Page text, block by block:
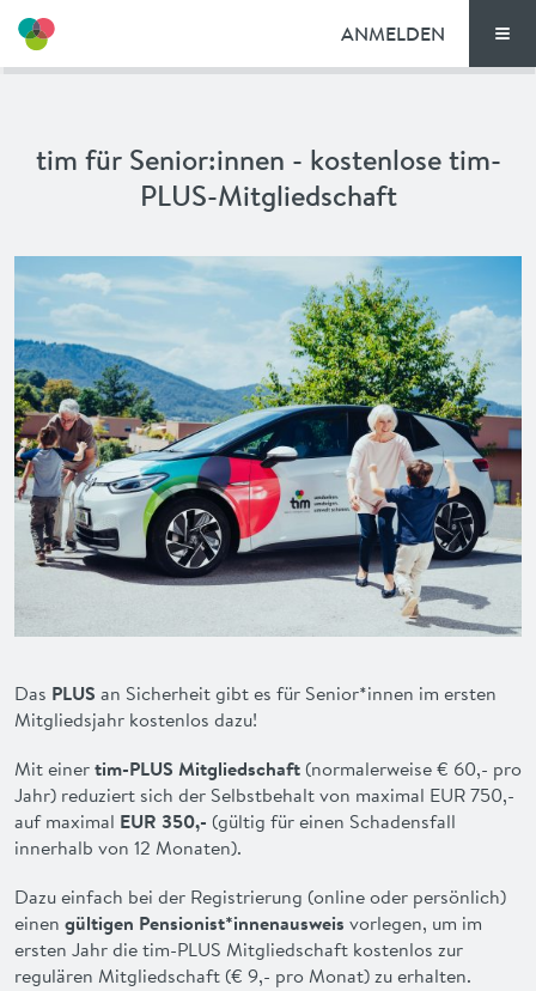
TIM-STANDORTE
DOKUMENTE
GUTSCHEINE
NEWS
AKTIONEN
VORTEILE
KONTAKT
ENGLISH
ANMELDEN
tim für Senior:innen - kostenlose tim-
PLUS-Mitgliedschaft
Das PLUS an Sicherheit gibt es für Senior*innen im ersten
Mitgliedsjahr kostenlos dazu!
Mit einertim-PLUS Mitgliedschaft(normalerweise € 60,- pro
Jahr) reduziert sich der Selbstbehalt von maximal EUR 750,-
auf maximal EUR 350,- (gültig für einen Schadensfall
innerhalb von 12 Monaten).
Dazu einfach bei der Registrierung (online oder persönlich)
einen gültigen Pensionist*innenausweis vorlegen, um im
ersten Jahr die tim-PLUS Mitgliedschaft kostenlos zur
regulären Mitgliedschaft (€ 9,- pro Monat) zu erhalten.